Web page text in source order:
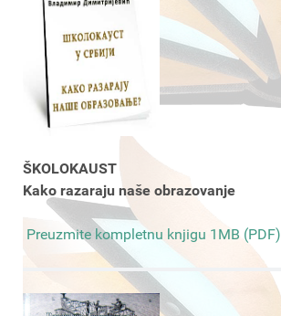
ŠKOLOKAUST
Kako razaraju naše obrazovanje
Preuzmite kompletnu knjigu 1MB (PDF)